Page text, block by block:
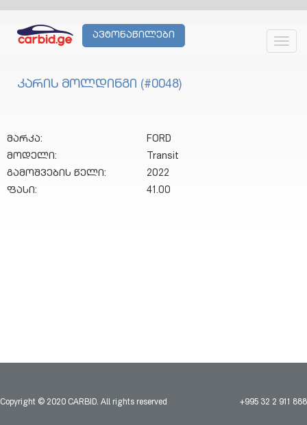
ავტონაწილები
კარის მოლდინგი (#0048)
მარკა:
FORD
მოდელი:
Transit
გამოშვების წელი:
2022
ფასი:
41.00
Copyright © 2020 CARBID. All rights reserved +995 32 2 911 888